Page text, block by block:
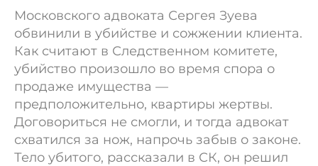
Московского адвоката Сергея Зуева
обвинили в убийстве и сожжении клиента.
Как считают в Следственном комитете,
убийство произошло во время спора о
продаже имущества —
предположительно, квартиры жертвы.
Договориться не смогли, и тогда адвокат
схватился за нож, напрочь забыв о законе.
Тело убитого, рассказали в СК, он решил